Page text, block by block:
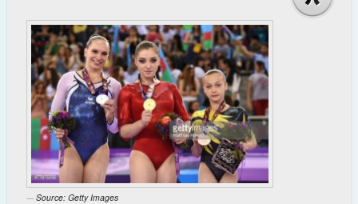
Source: Getty Images